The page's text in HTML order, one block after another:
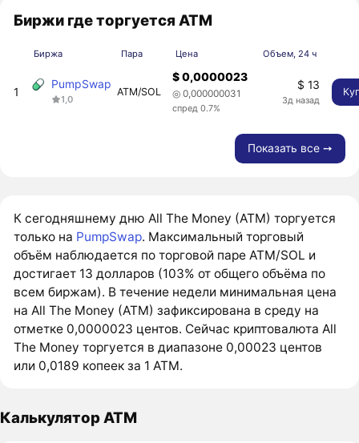
Биржи где торгуется ATM
Биржа Пара Цена Объем, 24 ч
1
PumpSwap
1,0
ATM/SOL
$ 0,0000023
◎ 0,000000031
спред 0.7%
$ 13
3д назад
Показать все ➙
К сегодняшнему дню All The Money (ATM) торгуется
только на PumpSwap. Максимальный торговый
объём наблюдается по торговой паре ATM/SOL и
достигает 13 долларов (103% от общего объёма по
всем биржам). В течение недели минимальная цена
на All The Money (ATM) зафиксирована в среду на
отметке 0,0000023 центов. Сейчас криптовалюта All
The Money торгуется в диапазоне 0,00023 центов
или 0,0189 копеек за 1 ATM.
Калькулятор ATM